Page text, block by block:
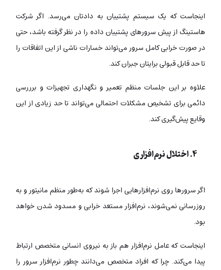
اینجاست که یک سیستم پشتیبان به دادتان می‌رسد. اگر شرکت
هاستینگ از پیش سرورهای پشتیبان داده‌ را در نظر گرفته باشد، حتی
در صورت خرابی کامل سرور می‌تواند خسارات ناشی از این اتفاقات را
تا حد قابل قبولی برایتان جبران کند.
علاوه بر این جلسات منظم تعمیر و نگهداری تجهیزات و برررسی
دائمی برای تشخیص مشکلات احتمالی می‌تواند تا حد زیادی از این
وقایع پیش‌گیری کند.
۴. اختلال نرم‌افزاری
اگر سرورها روی نرم‌افزارهایی اجرا شوند که به‌طور منظم مانیتور و به
‌روزرسانی نمی‌شوند، نرم‌افزار مستعد خرابی و مسدود شدن خواهد
بود.
اینجاست که عامل نرم‌افزار هم باز به نیروی انسانی متخصص ارتباط
پیدا می‌کند. چرا که افراد متخصص می‌دانند چطور نرم‌افزار سرور را